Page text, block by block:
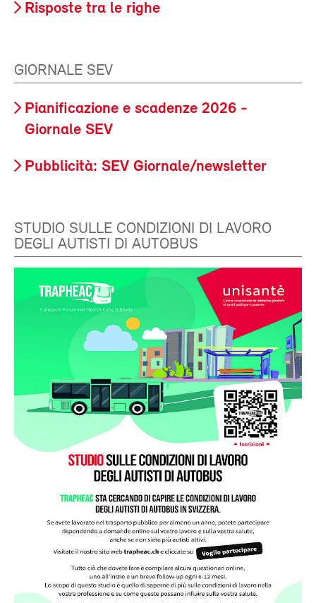
Risposte tra le righe
GIORNALE SEV
Pianificazione e scadenze 2026 -
Giornale SEV
Pubblicità: SEV Giornale/newsletter
STUDIO SULLE CONDIZIONI DI LAVORO
DEGLI AUTISTI DI AUTOBUS